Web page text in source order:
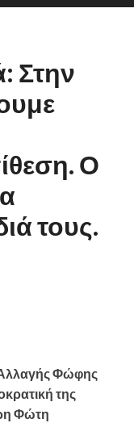
Στην
Ο
τους.
Αλλαγής Φώφης
της
Φώτη